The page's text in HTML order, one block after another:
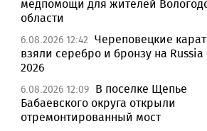
медпомощи для жителей
области
6.08.2026 12:42 Череповецкие
взяли серебро и бронзу на Russia
2026
6.08.2026 12:09 В поселке Щепье
Бабаевского округа открыли
отремонтированный мост